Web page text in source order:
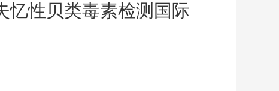
忆性贝类毒素检测国际